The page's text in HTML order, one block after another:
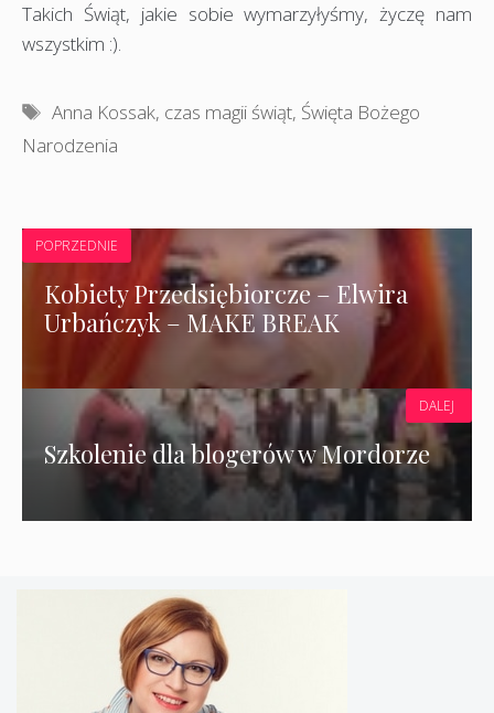
Takich Świąt, jakie sobie wymarzyłyśmy, życzę nam
wszystkim :).
Tagi
Anna Kossak, czas magii świąt, Święta Bożego
Narodzenia
POPRZEDNIE
Kobiety Przedsiębiorcze – Elwira
Urbańczyk – MAKE BREAK
Szkolenie dla blogerów w Mordorze
DALEJ